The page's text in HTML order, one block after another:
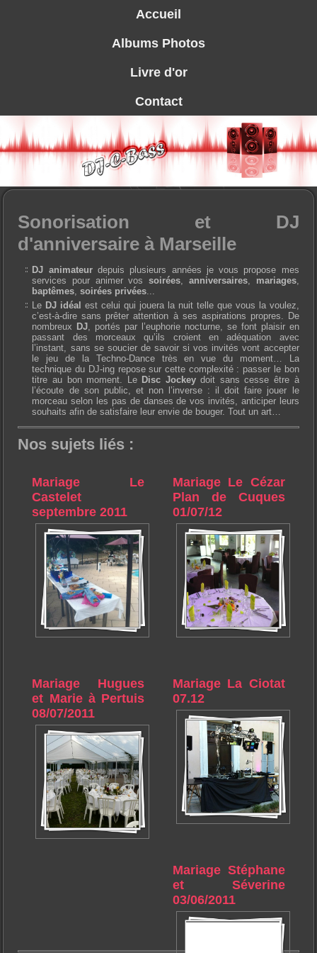
Accueil
Albums Photos
Livre d'or
Contact
Sonorisation et DJ
d'anniversaire à Marseille
DJ animateurdepuis plusieurs années je vous propose mes
services pour animer vossoirées, anniversaires, mariages,
baptêmes,soirées privées...
Le DJ idéal est celui qui jouera la nuit telle que vous la voulez,
c’est-à-dire sans prêter attention à ses aspirations propres. De
nombreux DJ, portés par l’euphorie nocturne, se font plaisir en
passant des morceaux qu’ils croient en adéquation avec
l’instant, sans se soucier de savoir si vos invités vont accepter
le jeu de la Techno-Dance très en vue du moment… La
technique du DJ-ing repose sur cette complexité : passer le bon
titre au bon moment. Le Disc Jockeydoit sans cesse être à
l’écoute de son public, et non l’inverse : il doit faire jouer le
morceau selon les pas de danses de vos invités, anticiper leurs
souhaits afin de satisfaire leur envie de bouger. Tout un art…
Nos sujets liés :
Mariage Le
Castelet
septembre 2011
Mariage Le Cézar
Plan de Cuques
01/07/12
Mariage Hugues
et Marie à Pertuis
08/07/2011
Mariage La Ciotat
07.12
Mariage Stéphane
et Séverine
03/06/2011